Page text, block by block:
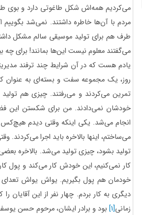
می‌کردیم همه‌اش شکل طاغوتی دارد و بوی
مردم با آن‌ها خاطره داشتند. نمی‌شد بگوییم
طرف هم برای تولید موسیقی سالم مشکل
می‌گفتند معلوم نیست این‌ها بمانند! برای چه
یادم هست که در آن شرایط چند ترفند
روز، یک مجموعه سفت و بسته‌ای به عنوان
تمرین می‌کردند و می‌رفتند. چیزی هم
خودشان نمی‌دادند. من برای شکستن این
انجام می‌شد. یکی اینکه وقتی دیدم
می‌ساختم، اینها بالاخره باید اجرا
تولید بشود، چیزی تولید می‌شد. بالاخره
کار نمی‌کنیم، این خودش کار می‌کند و پول
خودمان هم پول بگیریم. یواش یواش تعدای
دیگری به کار بردم. چهار نفر از این
زمانی[1] بود و برادر ایشان، مرحوم حسن